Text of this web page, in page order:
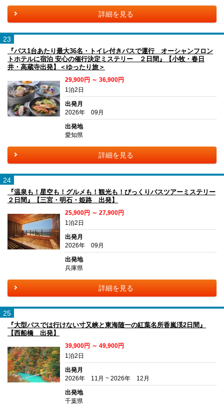
詳細を見る
23
『バス1台あたり最大36名・トイレ付きバスで運行 オーシャンフロン
トホテルに宿泊 安心の催行決定ミステリー ２日間』【小牧・春日
井・高蔵寺出発】＜ゆったり旅＞
29,900円 ～ 36,900円
1泊2日
出発月
2026年 09月
出発地
愛知県
詳細を見る
24
『温泉も！星空も！グルメも！観光も！びっくりバスツアーミステリー
２日間』【三宮・明石・姫路 出発】
25,900円 ～ 27,900円
1泊2日
出発月
2026年 09月
出発地
兵庫県
詳細を見る
25
『大型バスでは行けない寸又峡と東海随一の紅葉名所香嵐渓2日間』
【西船橋 出発】
39,900円 ～ 49,900円
1泊2日
出発月
2026年 11月 ~ 2026年 12月
出発地
千葉県